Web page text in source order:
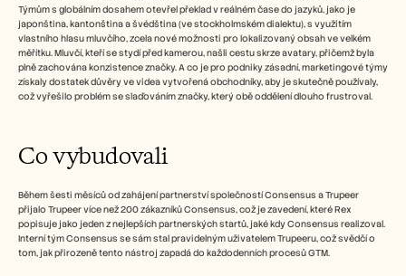
Týmům s globálním dosahem otevřel překlad v reálném čase do jazyků, jako je
japonština, kantonština a švédština (ve stockholmském dialektu), s využitím
vlastního hlasu mluvčího, zcela nové možnosti pro lokalizovaný obsah ve velkém
měřítku. Mluvčí, kteří se stydí před kamerou, našli cestu skrze avatary, přičemž byla
plně zachována konzistence značky. A co je pro podniky zásadní, marketingové týmy
získaly dostatek důvěry ve videa vytvořená obchodníky, aby je skutečně používaly,
což vyřešilo problém se slaďováním značky, který obě oddělení dlouho frustroval.
Co vybudovali
Během šesti měsíců od zahájení partnerství společností Consensus a Trupeer
přijalo Trupeer více než 200 zákazníků Consensus, což je zavedení, které Rex
popisuje jako jeden z nejlepších partnerských startů, jaké kdy Consensus realizoval.
Interní tým Consensus se sám stal pravidelným uživatelem Trupeeru, což svědčí o
tom, jak přirozeně tento nástroj zapadá do každodenních procesů GTM.